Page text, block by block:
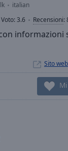
italian
Voto:3.6 Recensioni:
Sito web